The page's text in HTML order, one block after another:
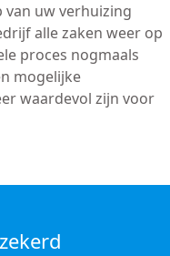
van uw verhuizing
alle zaken weer op
proces nogmaals
mogelijke
waardevol zijn voor